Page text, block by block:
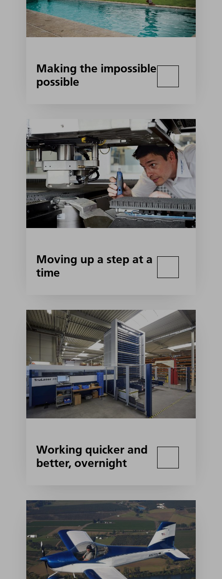
Making the impossible
possible
Moving up a step at a
time
Working quicker and
better, overnight